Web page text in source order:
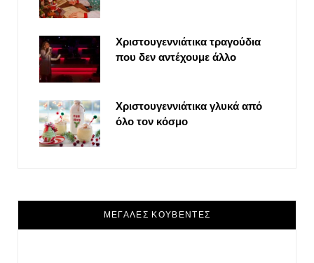
Χριστουγεννιάτικα τραγούδια
που δεν αντέχουμε άλλο
Χριστουγεννιάτικα γλυκά από
όλο τον κόσμο
ΜΕΓΑΛΕΣ ΚΟΥΒΕΝΤΕΣ